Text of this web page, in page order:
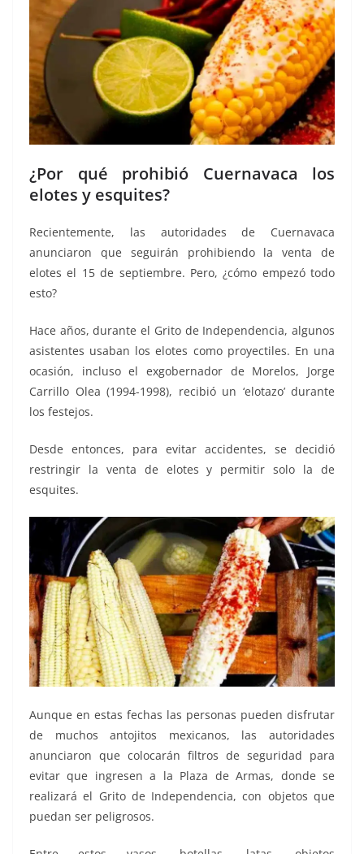
¿Por qué prohibió Cuernavaca los
elotes y esquites?
Recientemente, las autoridades de Cuernavaca
anunciaron que seguirán prohibiendo la venta de
elotes el 15 de septiembre. Pero, ¿cómo empezó todo
esto?
Hace años, durante el Grito de Independencia, algunos
asistentes usaban los elotes como proyectiles. En una
ocasión, incluso el exgobernador de Morelos, Jorge
Carrillo Olea (1994-1998), recibió un ‘elotazo’ durante
los festejos.
Desde entonces, para evitar accidentes, se decidió
restringir la venta de elotes y permitir solo la de
esquites.
Aunque en estas fechas las personas pueden disfrutar
de muchos antojitos mexicanos, las autoridades
anunciaron que colocarán filtros de seguridad para
evitar que ingresen a la Plaza de Armas, donde se
realizará el Grito de Independencia, con objetos que
puedan ser peligrosos.